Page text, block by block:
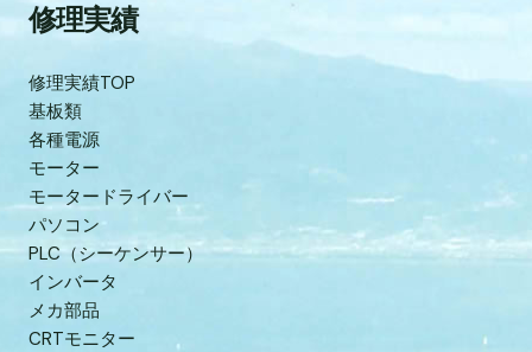
修理実績
修理実績TOP
基板類
各種電源
モーター
モータードライバー
パソコン
PLC（シーケンサー）
インバータ
メカ部品
CRTモニター